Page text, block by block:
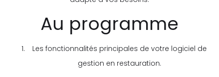
Au programme
Les fonctionnalités principales de votre logiciel de
gestion en restauration.